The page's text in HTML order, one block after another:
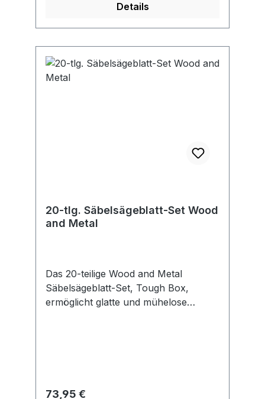
Details
20-tlg. Säbelsägeblatt-Set Wood
and Metal
Das 20-teilige Wood and Metal
Säbelsägeblatt-Set, Tough Box,
ermöglicht glatte und mühelose
Regulärer Preis:
73,95 €